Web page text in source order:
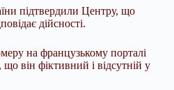
підтвердили Центру, що
дійсності.
на французькому порталі
він фіктивний і відсутній у